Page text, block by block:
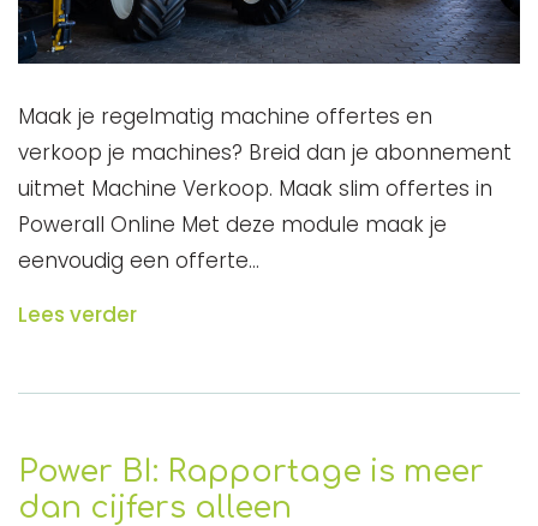
Maak je regelmatig machine offertes en
verkoop je machines? Breid dan je abonnement
uitmet Machine Verkoop. Maak slim offertes in
Powerall Online Met deze module maak je
eenvoudig een offerte…
Lees verder
Power BI: Rapportage is meer
dan cijfers alleen